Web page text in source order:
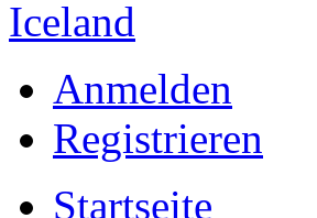
Anmelden
Registrieren
Startseite